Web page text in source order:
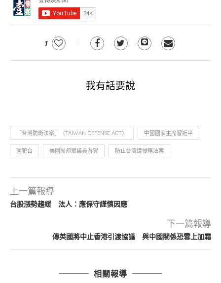
1
我有話要說
「台灣防衛法案」（TAIWAN DEFENSE ACT） 中國國家主席習近平
國犯台 美國聯邦眾議員游賀 防止台灣遭侵略法案
上一篇報導
台股漲勢趨緩 法人：應保守謹慎因應
下一篇報導
傳英國將中止香港引渡協議 與中國關係恐雪上加霜
相關報導